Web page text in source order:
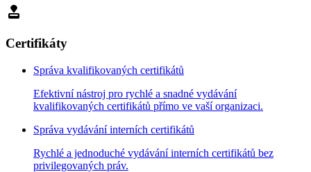
approval
Certifikáty
Správa kvalifikovaných certifikátů
Efektivní nástroj pro rychlé a snadné vydávání
kvalifikovaných certifikátů přímo ve vaší organizaci.
Správa vydávání interních certifikátů
Rychlé a jednoduché vydávání interních certifikátů bez
privilegovaných práv.